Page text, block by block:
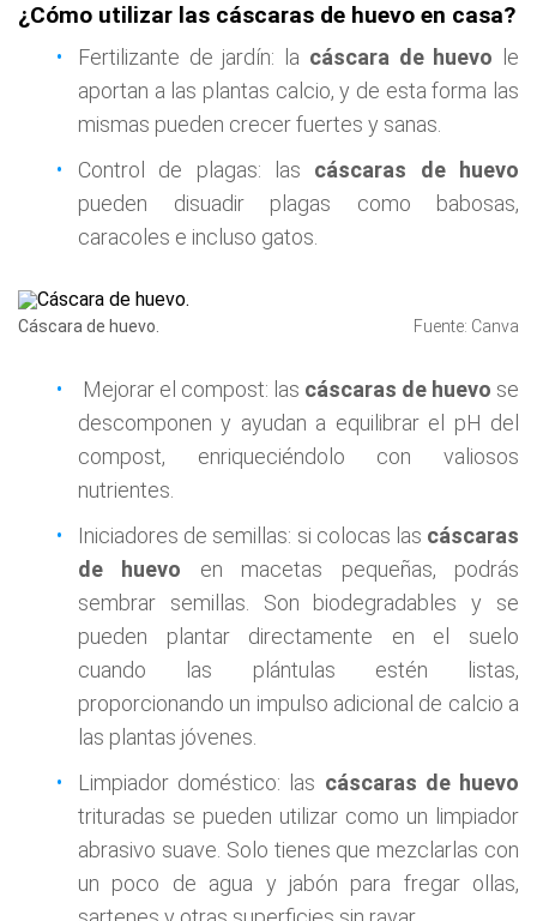
¿Cómo utilizar las cáscaras de huevo en casa?
Fertilizante de jardín: la cáscara de huevo le
aportan a las plantas calcio, y de esta forma las
mismas pueden crecer fuertes y sanas.
Control de plagas: las cáscaras de huevo
pueden disuadir plagas como babosas,
caracoles e incluso gatos.
Cáscara de huevo. Fuente: Canva
Mejorar el compost: las cáscaras de huevo se
descomponen y ayudan a equilibrar el pH del
compost, enriqueciéndolo con valiosos
nutrientes.
Iniciadores de semillas: si colocas las cáscaras
de huevo en macetas pequeñas, podrás
sembrar semillas. Son biodegradables y se
pueden plantar directamente en el suelo
cuando las plántulas estén listas,
proporcionando un impulso adicional de calcio a
las plantas jóvenes.
Limpiador doméstico: las cáscaras de huevo
trituradas se pueden utilizar como un limpiador
abrasivo suave. Solo tienes que mezclarlas con
un poco de agua y jabón para fregar ollas,